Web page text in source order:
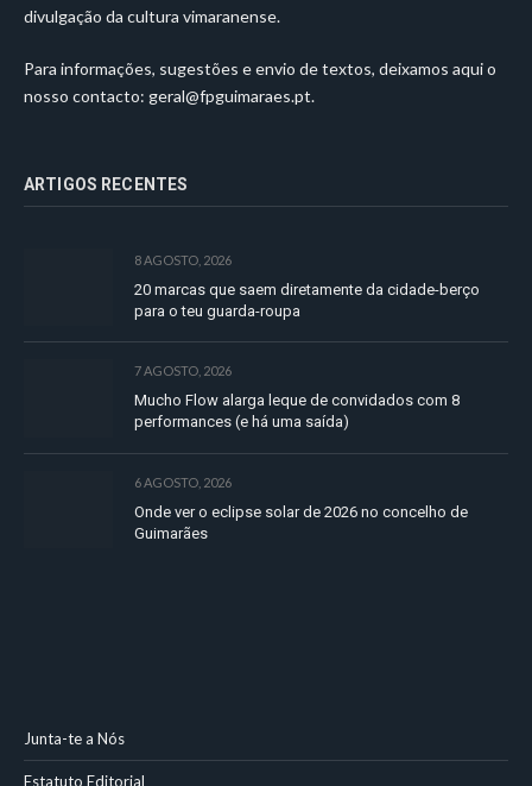
divulgação da cultura vimaranense.
Para informações, sugestões e envio de textos, deixamos aqui o
nosso contacto: geral@fpguimaraes.pt.
ARTIGOS RECENTES
8 AGOSTO, 2026
20 marcas que saem diretamente da cidade-berço
para o teu guarda-roupa
7 AGOSTO, 2026
Mucho Flow alarga leque de convidados com 8
performances (e há uma saída)
6 AGOSTO, 2026
Onde ver o eclipse solar de 2026 no concelho de
Guimarães
Junta-te a Nós
Estatuto Editorial